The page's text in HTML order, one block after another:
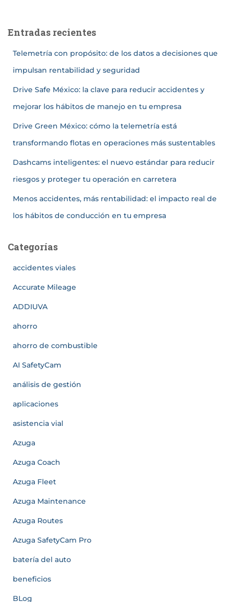
Entradas recientes
Telemetría con propósito: de los datos a decisiones que
impulsan rentabilidad y seguridad
Drive Safe México: la clave para reducir accidentes y
mejorar los hábitos de manejo en tu empresa
Drive Green México: cómo la telemetría está
transformando flotas en operaciones más sustentables
Dashcams inteligentes: el nuevo estándar para reducir
riesgos y proteger tu operación en carretera
Menos accidentes, más rentabilidad: el impacto real de
los hábitos de conducción en tu empresa
Categorías
accidentes viales
Accurate Mileage
ADDIUVA
ahorro
ahorro de combustible
AI SafetyCam
análisis de gestión
aplicaciones
asistencia vial
Azuga
Azuga Coach
Azuga Fleet
Azuga Maintenance
Azuga Routes
Azuga SafetyCam Pro
batería del auto
beneficios
BLog